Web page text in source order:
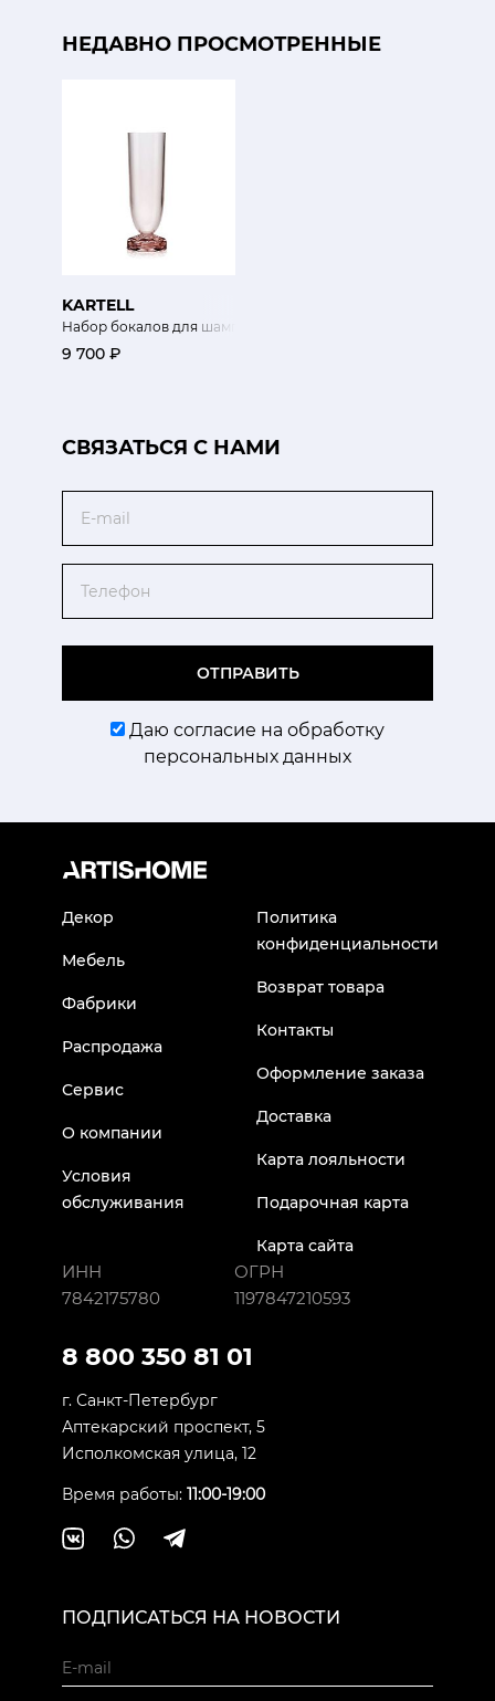
НЕДАВНО ПРОСМОТРЕННЫЕ
KARTELL
Набор бокалов для шампанского 4шт Коллекция Желе
9 700 ₽
CВЯЗАТЬСЯ С НАМИ
ОТПРАВИТЬ
Даю согласие на обработку
персональных данных
Декор
Мебель
Фабрики
Распродажа
Сервис
О компании
Условия
обслуживания
Политика
конфиденциальности
Возврат товара
Контакты
Оформление заказа
Доставка
Карта лояльности
Подарочная карта
Карта сайта
ИНН
7842175780
ОГРН
1197847210593
8 800 350 81 01
г. Санкт-Петербург
Аптекарский проспект, 5
Исполкомская улица, 12
Время работы: 11:00-19:00
ПОДПИСАТЬСЯ НА НОВОСТИ